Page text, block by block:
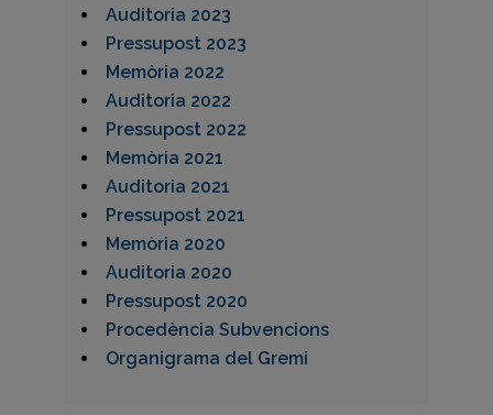
Auditoria 2023
Pressupost 2023
Memòria 2022
Auditoria 2022
Pressupost 2022
Memòria 2021
Auditoria 2021
Pressupost 2021
Memòria 2020
Auditoria 2020
Pressupost 2020
Procedència Subvencions
Organigrama del Gremi